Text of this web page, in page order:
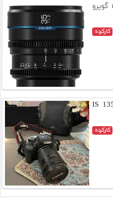
دوربین 600d و تعدادی لنز rf ef گوپرو
کارکرده
دوربین canon(600D) و لنز 18-135 IS
کارکرده